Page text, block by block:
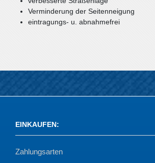
Verminderung der Seitenneigung
eintragungs- u. abnahmefrei
EINKAUFEN:
Zahlungsarten